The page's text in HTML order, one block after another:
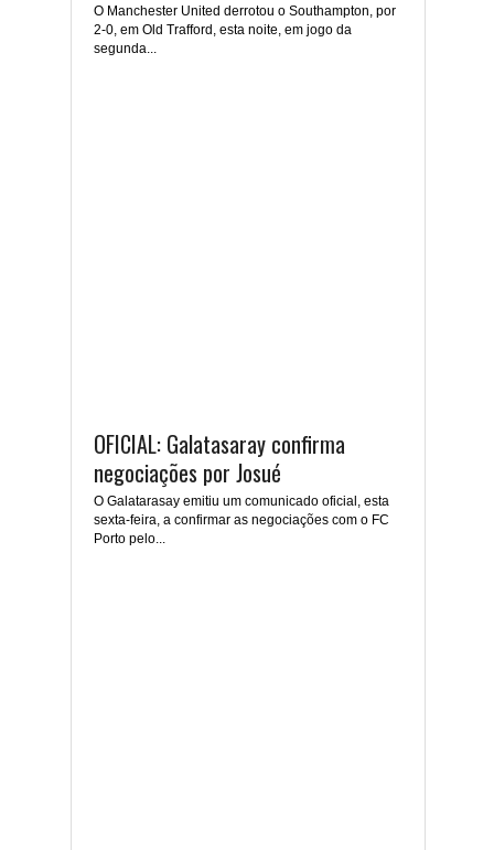
O Manchester United derrotou o Southampton, por
2-0, em Old Trafford, esta noite, em jogo da
segunda...
OFICIAL: Galatasaray confirma
negociações por Josué
O Galatarasay emitiu um comunicado oficial, esta
sexta-feira, a confirmar as negociações com o FC
Porto pelo...